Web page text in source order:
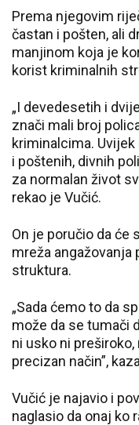
Prema njegovim
častan i pošten, ali
manjinom koja je
korist kriminalnih
„I devedesetih i
znači mali broj
kriminalcima.
i poštenih, divnih
za normalan život
rekao je Vučić.
On je poručio da će
mreža
struktura.
„Sada ćemo to da
može da se tumači
ni usko ni
precizan način”,
Vučić je najavio i
naglasio da onaj ko